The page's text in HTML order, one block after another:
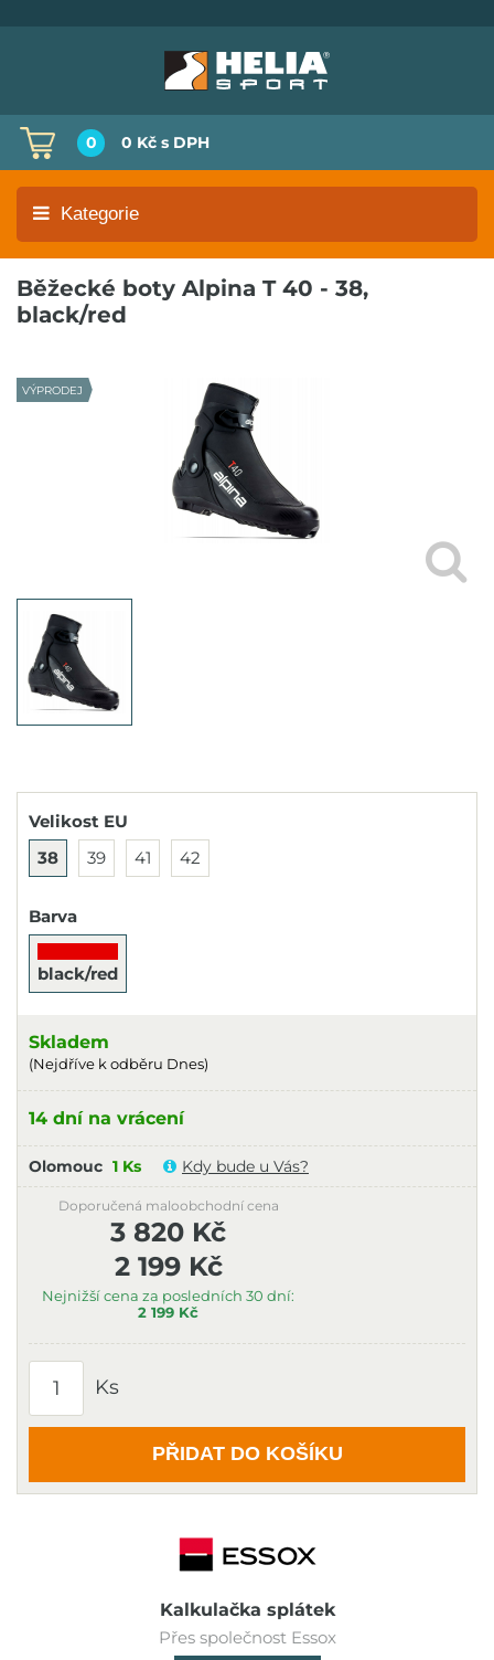
0 0 Kč s DPH
Kategorie
Běžecké boty Alpina T 40 - 38,
black/red
VÝPRODEJ
Velikost EU
38
39 41 42
Barva
black/red
Skladem
(Nejdříve k odběru Dnes)
14 dní na vrácení
Olomouc 1 Ks Kdy bude u Vás?
2 199 Kč
Nejnižší cena za posledních 30 dní:
2 199 Kč
Doporučená maloobchodní cena
3 820 Kč
Ks
PŘIDAT DO KOŠÍKU
Kalkulačka splátek
Přes společnost Essox